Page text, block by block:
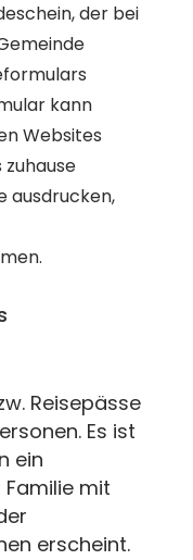
der bei
kann
Websites
ausdrucken,
Reisepässe
Es ist
ein
mit
erscheint.